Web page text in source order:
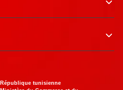
République tunisienne